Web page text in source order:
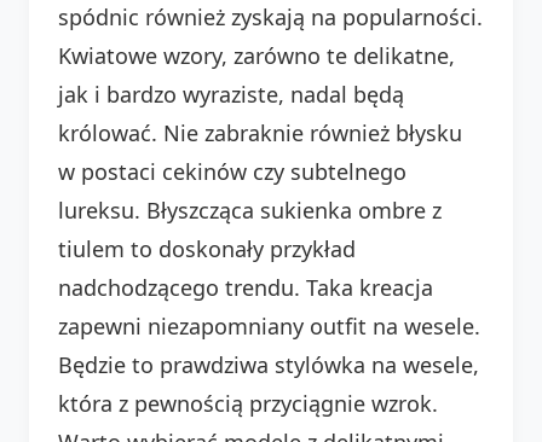
spódnic również zyskają na popularności.
Kwiatowe wzory, zarówno te delikatne,
jak i bardzo wyraziste, nadal będą
królować. Nie zabraknie również błysku
w postaci cekinów czy subtelnego
lureksu. Błyszcząca sukienka ombre z
tiulem to doskonały przykład
nadchodzącego trendu. Taka kreacja
zapewni niezapomniany outfit na wesele.
Będzie to prawdziwa stylówka na wesele,
która z pewnością przyciągnie wzrok.